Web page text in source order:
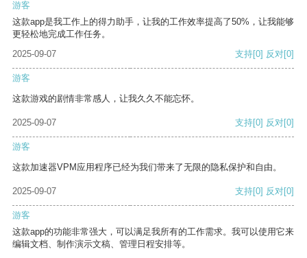
游客
这款app是我工作上的得力助手，让我的工作效率提高了50%，让我能够
更轻松地完成工作任务。
2025-09-07
支持[0] 反对[0]
游客
这款游戏的剧情非常感人，让我久久不能忘怀。
2025-09-07 支持[0] 反对[0]
游客
这款加速器VPM应用程序已经为我们带来了无限的隐私保护和自由。
2025-09-07 支持[0] 反对[0]
游客
这款app的功能非常强大，可以满足我所有的工作需求。我可以使用它来
编辑文档、制作演示文稿、管理日程安排等。